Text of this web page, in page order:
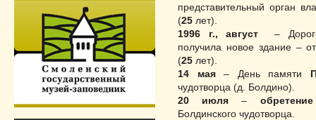
представительный орган
(25 лет).
1996 г., август –
получила новое здание –
(25 лет).
14 мая– День памяти
чудотворца (д. Болдино).
20 июля–
Болдинского чудотворца.